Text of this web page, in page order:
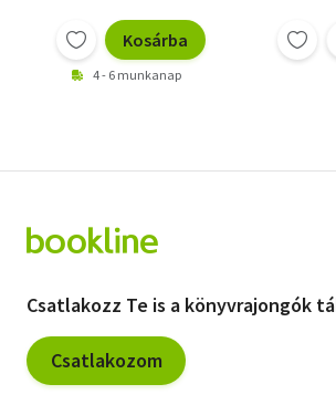
Kosárba
4 - 6 munkanap
Csatlakozz Te is a könyvrajongók
Csatlakozom